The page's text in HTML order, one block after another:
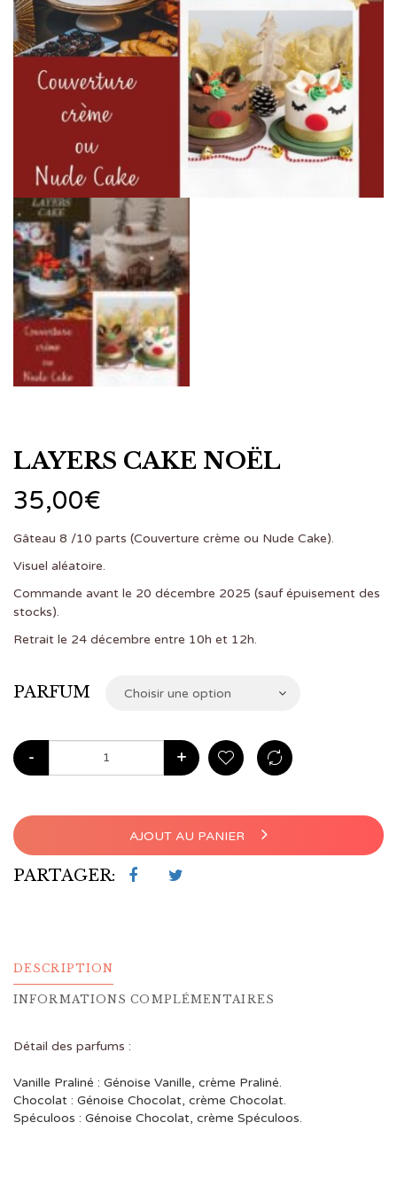
LAYERS CAKE NOËL
35,00€
Gâteau 8 /10 parts (Couverture crème ou Nude Cake).
Visuel aléatoire.
Commande avant le 20 décembre 2025 (sauf épuisement des
stocks).
Retrait le 24 décembre entre 10h et 12h.
PARFUM Choisir une option
- +
AJOUT AU PANIER
PARTAGER:
DESCRIPTION
INFORMATIONS COMPLÉMENTAIRES
Détail des parfums :
Vanille Praliné : Génoise Vanille, crème Praliné.
Chocolat : Génoise Chocolat, crème Chocolat.
Spéculoos : Génoise Chocolat, crème Spéculoos.